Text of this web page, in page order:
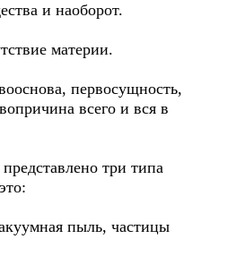
и наоборот.
материи.
первосущность,
всего и вся в
три типа
пыль, частицы